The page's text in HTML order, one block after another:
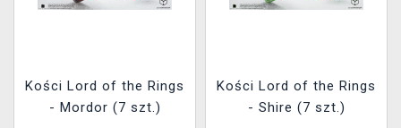
Kości Lord of the Rings
- Mordor (7 szt.)
Kości Lord of the Rings
- Shire (7 szt.)